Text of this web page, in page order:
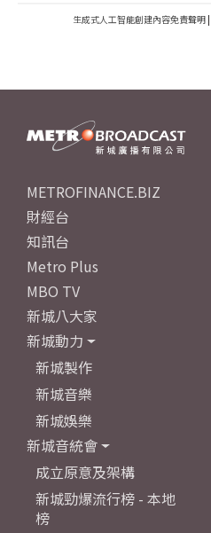
生成式人工智能創建內容免責聲明 |
METROFINANCE.BIZ
財經台
知訊台
Metro Plus
MBO TV
新城八大家
新城動力
新城製作
新城音樂
新城娛樂
新城音統會
成立原意及架構
新城勁爆流行榜 - 本地
榜